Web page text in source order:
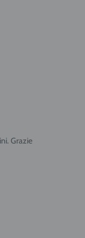
Grazie